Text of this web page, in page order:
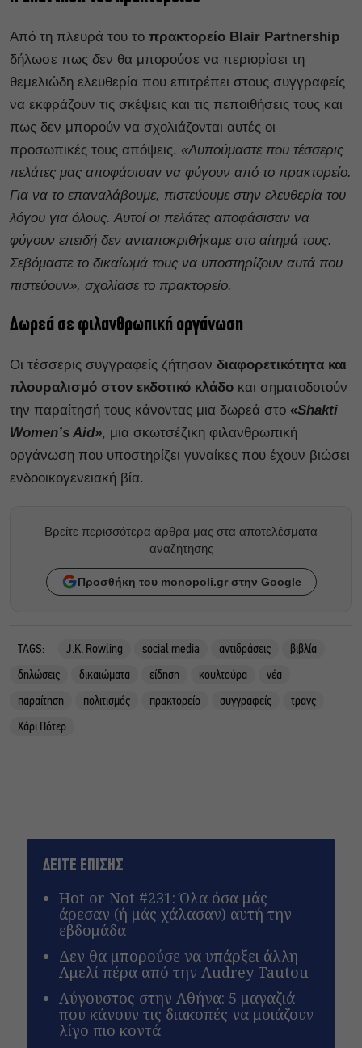
Από τη πλευρά του το πρακτορείο Blair Partnership
δήλωσε πως δεν θα μπορούσε να περιορίσει τη
θεμελιώδη ελευθερία που επιτρέπει στους συγγραφείς
να εκφράζουν τις σκέψεις και τις πεποιθήσεις τους και
πως δεν μπορούν να σχολιάζονται αυτές οι
προσωπικές τους απόψεις. «Λυπούμαστε που τέσσερις
πελάτες μας αποφάσισαν να φύγουν από το πρακτορείο.
Για να το επαναλάβουμε, πιστεύουμε στην ελευθερία του
λόγου για όλους.Αυτοί οι πελάτες αποφάσισαν να
φύγουν επειδή δεν ανταποκριθήκαμε στο αίτημά τους.
Σεβόμαστε το δικαίωμά τους να υποστηρίζουν αυτά που
πιστεύουν», σχολίασε το πρακτορείο.
Δωρεά σε φιλανθρωπική οργάνωση
Οι τέσσερις συγγραφείς ζήτησαν διαφορετικότητα και
πλουραλισμό στον εκδοτικό κλάδο και σηματοδοτούν
την παραίτησή τους κάνοντας μια δωρεά στο «Shakti
Women’s Aid», μια σκωτσέζικη φιλανθρωπική
οργάνωση που υποστηρίζει γυναίκες που έχουν βιώσει
ενδοοικογενειακή βία.
Βρείτε περισσότερα άρθρα μας στα αποτελέσματα
αναζητησης
Προσθήκη του monopoli.gr στην Google
TAGS: J.K. Rowling social media αντιδράσεις
βιβλία
δηλώσεις
δικαιώματα είδηση κουλτούρα
νέα
παραίτηση
πολιτισμός πρακτορείο συγγραφείς
τρανς
Χάρι Πότερ
ΔΕΙΤΕ ΕΠΙΣΗΣ
Hot or Not #231: Όλα όσα μάς
άρεσαν (ή μάς χάλασαν) αυτή την
εβδομάδα
Δεν θα μπορούσε να υπάρξει άλλη
Αμελί πέρα από την Audrey Tautou
Αύγουστος στην Αθήνα: 5 μαγαζιά
που κάνουν τις διακοπές να μοιάζουν
λίγο πιο κοντά